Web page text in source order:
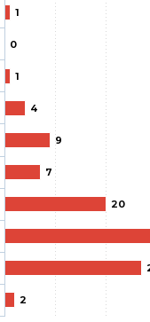
1
0
1
4
9
7
20
2